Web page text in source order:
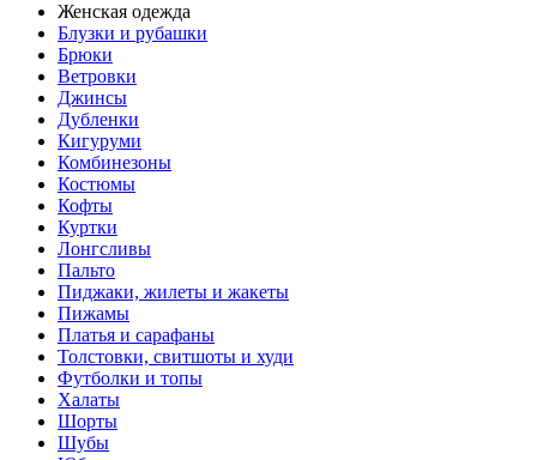
Женская одежда
Блузки и рубашки
Брюки
Ветровки
Джинсы
Дубленки
Кигуруми
Комбинезоны
Костюмы
Кофты
Куртки
Лонгсливы
Пальто
Пиджаки, жилеты и жакеты
Пижамы
Платья и сарафаны
Толстовки, свитшоты и худи
Футболки и топы
Халаты
Шорты
Шубы